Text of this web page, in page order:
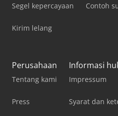
Segel kepercayaan
Kirim lelang
Contoh
Perusahaan
Tentang kami
Press
Informasi
Impressum
Syarat dan